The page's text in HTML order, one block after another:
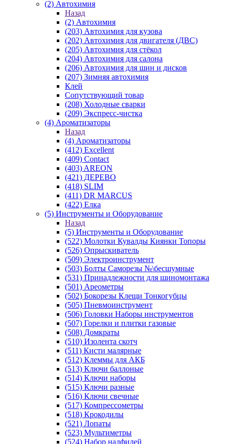
(2) Автохимия
Назад
(2) Автохимия
(203) Автохимия для кузова
(202) Автохимия для двигателя (ДВС)
(205) Автохимия для стёкол
(204) Автохимия для салона
(206) Автохимия для шин и дисков
(207) Зимняя автохимия
Клей
Сопутствующий товар
(208) Холодные сварки
(209) Экспреcс-чистка
(4) Ароматизаторы
Назад
(4) Ароматизаторы
(412) Excellent
(409) Contact
(403) AREON
(421) ДЕРЕВО
(418) SLIM
(411) DR MARCUS
(422) Елка
(5) Инструменты и Оборудование
Назад
(5) Инструменты и Оборудование
(522) Молотки Кувалды Киянки Топоры
(526) Опрыскиватель
(509) Электроинструмент
(503) Болты Саморезы №\бесшумные
(531) Принадлежности для шиномонтажа
(501) Ареометры
(502) Бокорезы Клещи Тонкогубцы
(505) Пневмоинструмент
(506) Головки Наборы инструментов
(507) Горелки и плитки газовые
(508) Домкраты
(510) Изолента скотч
(511) Кисти малярные
(512) Клеммы для АКБ
(513) Ключи баллоные
(514) Ключи наборы
(515) Ключи разные
(516) Ключи свечные
(517) Компрессометры
(518) Крокодилы
(521) Лопаты
(523) Мультиметры
(524) Набор надфилей